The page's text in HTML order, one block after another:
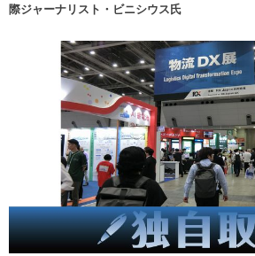
際ジャーナリスト・ビニシウス氏